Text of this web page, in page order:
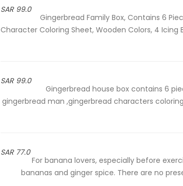
99.0 SAR
Gingerbread Family Box, Contains 6
Character Coloring Sheet, Wooden Colors, 4
99.0 SAR
Gingerbread house box contains 6
gingerbread man ,gingerbread characters
77.0 SAR
For banana lovers, especially before
bananas and ginger spice. There are no